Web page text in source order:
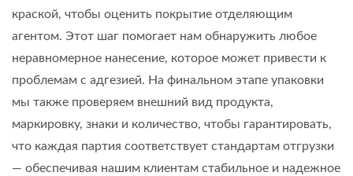
краской, чтобы оценить покрытие отделяющим
агентом. Этот шаг помогает нам обнаружить любое
неравномерное нанесение, которое может привести к
проблемам с адгезией. На финальном этапе упаковки
мы также проверяем внешний вид продукта,
маркировку, знаки и количество, чтобы гарантировать,
что каждая партия соответствует стандартам отгрузки
— обеспечивая нашим клиентам стабильное и надежное